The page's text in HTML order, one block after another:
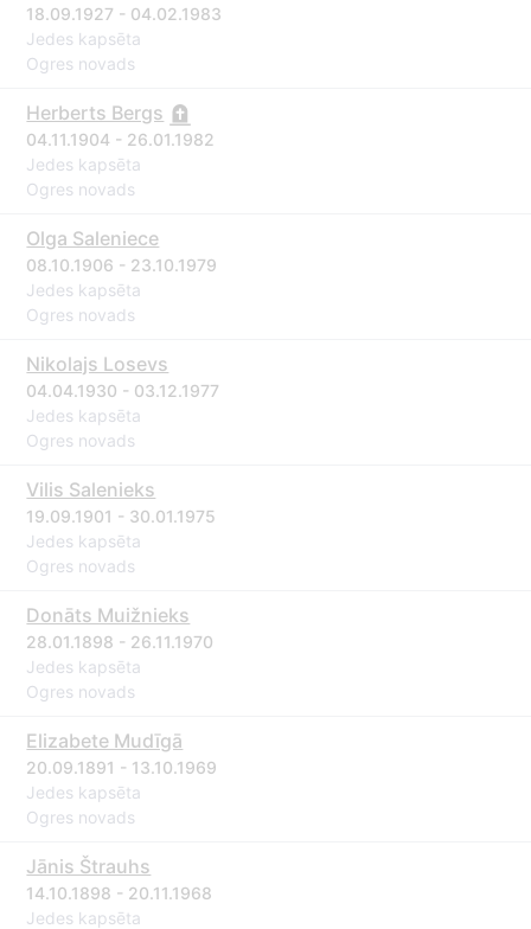
18.09.1927 - 04.02.1983
Jedes kapsēta
Ogres novads
Herberts Bergs
04.11.1904 - 26.01.1982
Jedes kapsēta
Ogres novads
Olga Saleniece
08.10.1906 - 23.10.1979
Jedes kapsēta
Ogres novads
Nikolajs Losevs
04.04.1930 - 03.12.1977
Jedes kapsēta
Ogres novads
Vilis Salenieks
19.09.1901 - 30.01.1975
Jedes kapsēta
Ogres novads
Donāts Muižnieks
28.01.1898 - 26.11.1970
Jedes kapsēta
Ogres novads
Elizabete Mudīgā
20.09.1891 - 13.10.1969
Jedes kapsēta
Ogres novads
Jānis Štrauhs
14.10.1898 - 20.11.1968
Jedes kapsēta